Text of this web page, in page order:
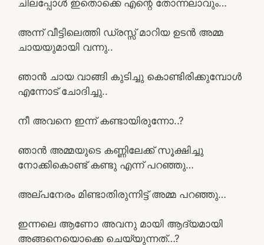
ചിലപ്പോൾ ഇതൊക്കെ എന്റെ തോന്നലാവും…
അന്ന് വീട്ടിലെത്തി ഡ്രസ്സ് മാറിയ ഉടൻ അമ്മ
ചായയുമായി വന്നു..
ഞാൻ ചായ വാങ്ങി കുടിച്ചു കൊണ്ടിരിക്കുമ്പോൾ
എന്നോട് ചോദിച്ചു..
നീ അവനെ ഇന്ന് കണ്ടായിരുന്നോ..?
ഞാൻ അമ്മയുടെ കണ്ണിലേക്ക് സൂക്ഷിച്ചു
നോക്കികൊണ്ട് കണ്ടു എന്ന് പറഞ്ഞു…
അല്പനേരം മിണ്ടാതിരുന്നിട്ട് അമ്മ പറഞ്ഞു…
ഇന്നലെ ആണോ അവനു മായി ആദ്യമായി
അങ്ങനെയൊക്കെ ചെയ്യുന്നത്…?